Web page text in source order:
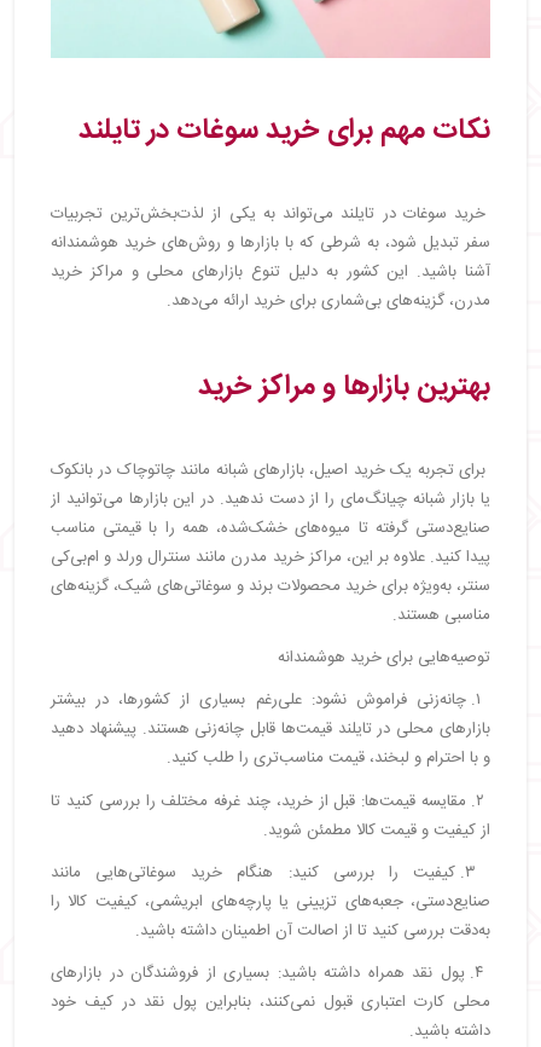
نکات مهم برای خرید سوغات در تایلند
خرید سوغات در تایلند می‌تواند به یکی از لذت‌بخش‌ترین تجربیات
سفر تبدیل شود، به شرطی که با بازارها و روش‌های خرید هوشمندانه
آشنا باشید. این کشور به دلیل تنوع بازارهای محلی و مراکز خرید
مدرن، گزینه‌های بی‌شماری برای خرید ارائه می‌دهد.
بهترین بازارها و مراکز خرید
برای تجربه یک خرید اصیل، بازارهای شبانه مانند چاتوچاک در بانکوک
یا بازار شبانه چیانگ‌مای را از دست ندهید. در این بازارها می‌توانید از
صنایع‌دستی گرفته تا میوه‌های خشک‌شده، همه را با قیمتی مناسب
پیدا کنید. علاوه بر این، مراکز خرید مدرن مانند سنترال ورلد و ام‌بی‌کی
سنتر، به‌ویژه برای خرید محصولات برند و سوغاتی‌های شیک، گزینه‌های
مناسبی هستند.
توصیه‌هایی برای خرید هوشمندانه
۱. چانه‌زنی فراموش نشود: علی‌رغم بسیاری از کشورها، در بیشتر
بازارهای محلی در تایلند قیمت‌ها قابل چانه‌زنی هستند. پیشنهاد دهید
و با احترام و لبخند، قیمت مناسب‌تری را طلب کنید.
۲. مقایسه قیمت‌ها: قبل از خرید، چند غرفه مختلف را بررسی کنید تا
از کیفیت و قیمت کالا مطمئن شوید.
۳. کیفیت را بررسی کنید: هنگام خرید سوغاتی‌هایی مانند
صنایع‌دستی، جعبه‌های تزیینی یا پارچه‌های ابریشمی، کیفیت کالا را
به‌دقت بررسی کنید تا از اصالت آن اطمینان داشته باشید.
۴. پول نقد همراه داشته باشید: بسیاری از فروشندگان در بازارهای
محلی کارت اعتباری قبول نمی‌کنند، بنابراین پول نقد در کیف خود
داشته باشید.